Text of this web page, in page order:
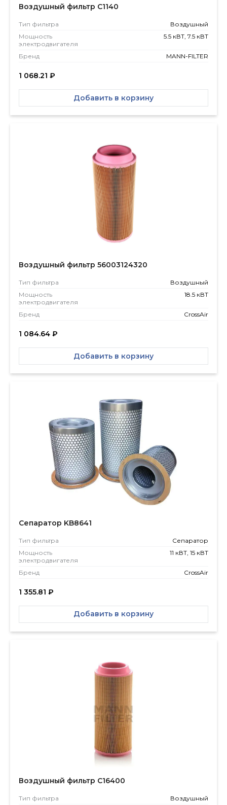
Воздушный фильтр C1140
Тип фильтра
Воздушный
Мощность
электродвигателя
5.5 кВТ, 7.5 кВТ
Бренд MANN-FILTER
1 068.21 ₽
Добавить в корзину
Воздушный фильтр 56003124320
Тип фильтра
Воздушный
Мощность
электродвигателя
18.5 кВТ
Бренд CrossAir
1 084.64 ₽
Добавить в корзину
Сепаратор KB8641
Тип фильтра
Сепаратор
Мощность
электродвигателя
11 кВТ, 15 кВТ
Бренд CrossAir
1 355.81 ₽
Добавить в корзину
Воздушный фильтр C16400
Тип фильтра
Воздушный